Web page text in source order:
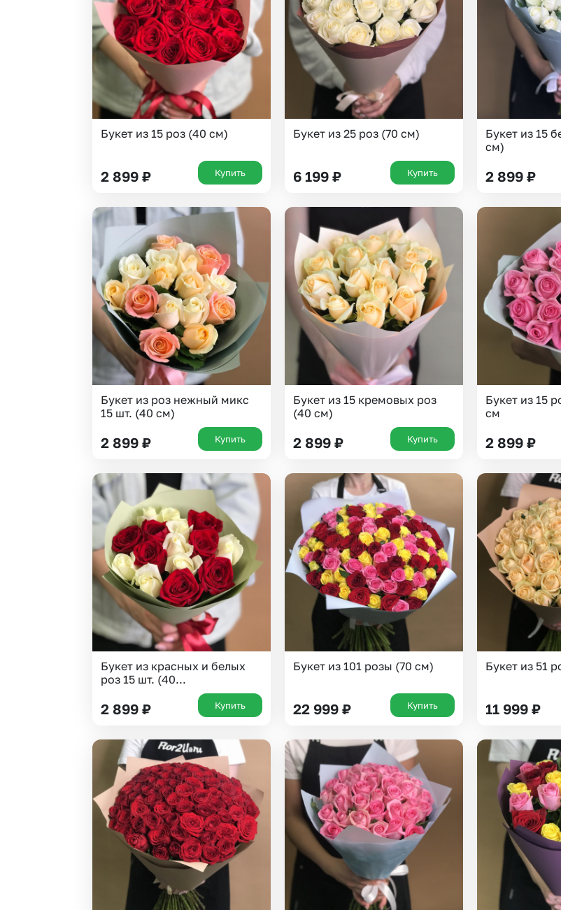
Гипсофила
Гортензии
Каллы
Кустовая роза
Лаванда
Сухоцветы
Тюльпаны
Фрезия
Эустома
Insta букеты
Хиты продаж
Все категории
Букет из 15 роз (40 см)
2 899 ₽ Купить
Букет из 25 роз (70 см)
6 199 ₽ Купить
Букет из 15
см)
2 899 ₽
Букет из роз нежный микс
15 шт. (40 см)
2 899 ₽ Купить
Букет из 15 кремовых роз
(40 см)
2 899 ₽ Купить
Букет из 15
см
2 899 ₽
Букет из красных и белых
роз 15 шт. (40...
2 899 ₽ Купить
Букет из 101 розы (70 см)
22 999 ₽ Купить
Букет из 51
11 999 ₽